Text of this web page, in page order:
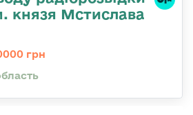
князя Мстислава
грн